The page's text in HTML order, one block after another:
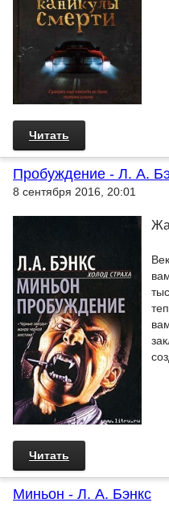
Читать
Пробуждение - Л. А.
8 сентября 2016, 20:01
Читать
Миньон - Л. А. Бэнкс